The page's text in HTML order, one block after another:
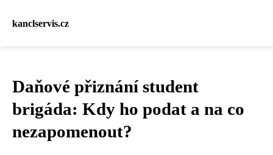
kanclservis.cz
Daňové přiznání student
brigáda: Kdy ho podat a na co
nezapomenout?